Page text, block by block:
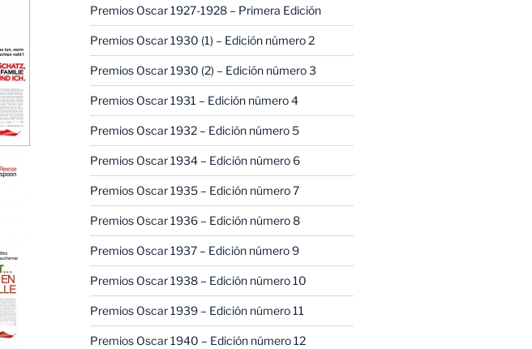
Premios Oscar 1927-1928 – Primera Edición
Premios Oscar 1930 (1) – Edición número 2
Premios Oscar 1930 (2) – Edición número 3
Premios Oscar 1931 – Edición número 4
Premios Oscar 1932 – Edición número 5
Premios Oscar 1934 – Edición número 6
Premios Oscar 1935 – Edición número 7
Premios Oscar 1936 – Edición número 8
Premios Oscar 1937 – Edición número 9
Premios Oscar 1938 – Edición número 10
Premios Oscar 1939 – Edición número 11
Premios Oscar 1940 – Edición número 12